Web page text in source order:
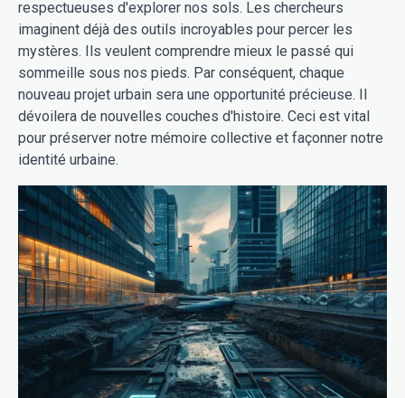
respectueuses d'explorer nos sols. Les chercheurs
imaginent déjà des outils incroyables pour percer les
mystères. Ils veulent comprendre mieux le passé qui
sommeille sous nos pieds. Par conséquent, chaque
nouveau projet urbain sera une opportunité précieuse. Il
dévoilera de nouvelles couches d'histoire. Ceci est vital
pour préserver notre mémoire collective et façonner notre
identité urbaine.